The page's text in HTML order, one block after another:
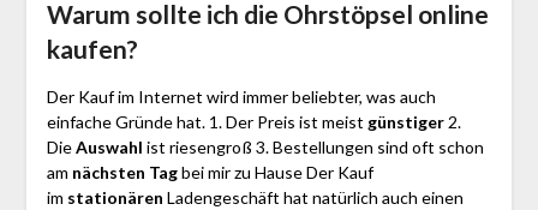
Warum sollte ich die Ohrstöpsel online
kaufen?
Der Kauf im Internet wird immer beliebter, was auch
einfache Gründe hat. 1. Der Preis ist meist günstiger2.
DieAuswahl ist riesengroß 3. Bestellungen sind oft schon
am nächsten Tagbei mir zu Hause Der Kauf
im stationären Ladengeschäft hat natürlich auch einen